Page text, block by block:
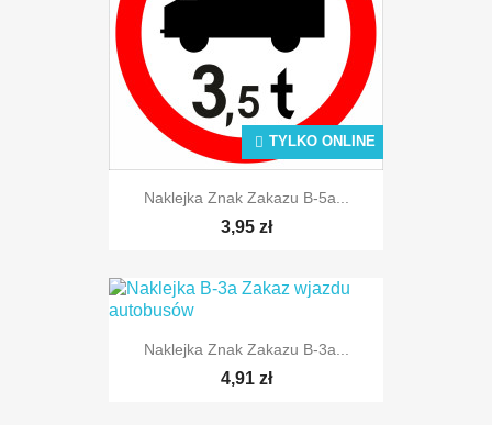
TYLKO ONLINE
Naklejka Znak Zakazu B-5a...
3,95 zł
TYLKO ONLINE
Naklejka Znak Zakazu B-3a...
4,91 zł